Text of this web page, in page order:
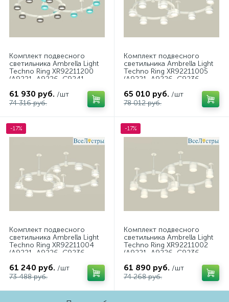
Комплект подвесного
светильника Ambrella Light
Techno Ring XR92211200
(A9221, A9226, C9241,
61 930 руб. /шт
74 316 руб.
Комплект подвесного
светильника Ambrella Light
Techno Ring XR92211005
(A9221, A9226, C9236,
65 010 руб. /шт
78 012 руб.
-17%
Комплект подвесного
светильника Ambrella Light
Techno Ring XR92211004
(A9221, A9226, C9236,
61 240 руб. /шт
73 488 руб.
-17%
Комплект подвесного
светильника Ambrella Light
Techno Ring XR92211002
(A9221, A9226, C9236,
61 890 руб. /шт
74 268 руб.